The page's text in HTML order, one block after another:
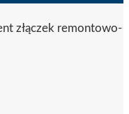
złączek remontowo-